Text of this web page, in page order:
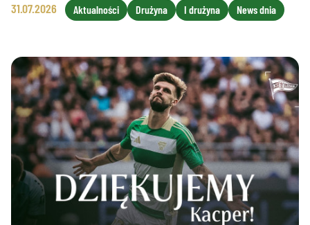
31.07.2026 Aktualności Drużyna I drużyna News dnia